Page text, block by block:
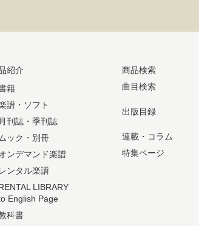
紹介
籍
譜・ソフト
月刊誌・季刊誌
ムック・別冊
ンデマンド楽譜
レンタル楽譜
LIBRARY
English Page
科書
商品検索
曲目検索
出版目録
連載・コラム
特集ページ